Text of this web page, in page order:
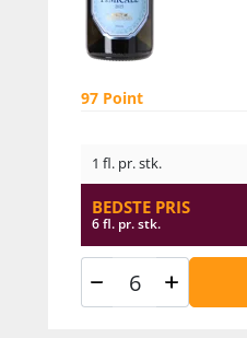
97 Point
1 fl. pr. stk.
BEDSTE PRIS
6 fl. pr. stk.